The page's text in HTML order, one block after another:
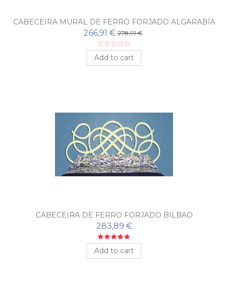
CABECEIRA MURAL DE FERRO FORJADO ALGARABÍA
266,91 €278,91 €
Add to cart
CABECEIRA DE FERRO FORJADO BILBAO
283,89 €
Add to cart